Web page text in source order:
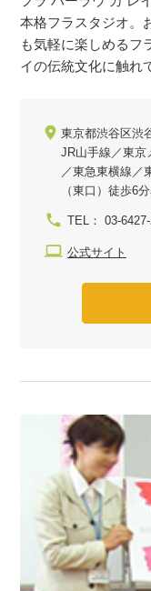
本格フラスタジオ。
も気軽に楽しめるフ
イの伝統文化に触れ
東京都渋谷区渋
JR山手線／東京
／東急東横線／
（東口）徒歩6
TEL： 03-
公式サイト